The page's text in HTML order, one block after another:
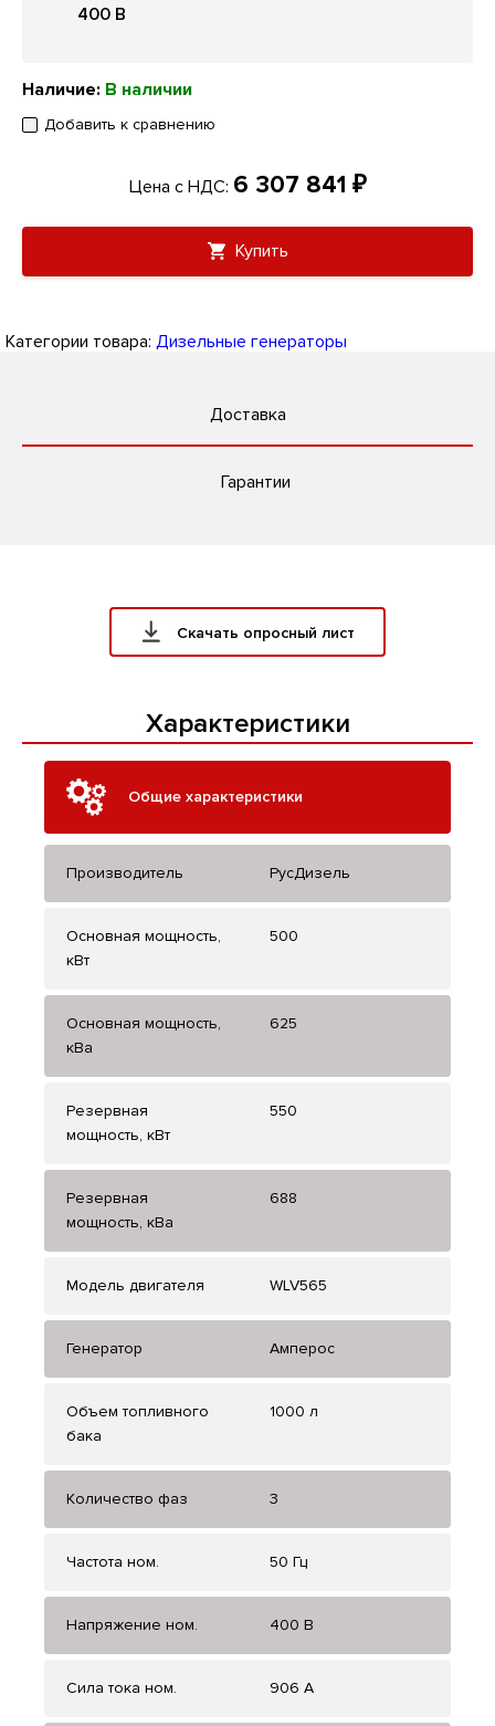
400 В
Наличие: В наличии
Добавить к сравнению
Цена с НДС: 6 307 841 ₽
Купить
Категории товара: Дизельные генераторы
Доставка
Гарантии
Скачать опросный лист
Характеристики
Общие характеристики
Производитель РусДизель
Основная мощность,
кВт
500
Основная мощность,
кВа
625
Резервная
мощность, кВт
550
Резервная
мощность, кВа
688
Модель двигателя WLV565
Генератор Амперос
Объем топливного
бака
1000 л
Количество фаз 3
Частота ном. 50 Гц
Напряжение ном. 400 В
Сила тока ном. 906 А